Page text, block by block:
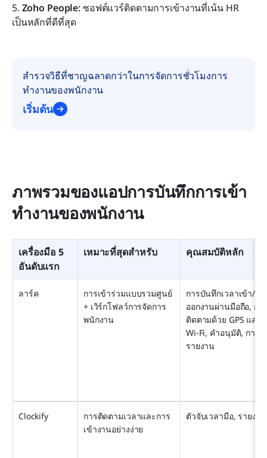
5. Zoho People: ซอฟต์แวร์ติดตามการเข้างานที่เน้น HR
เป็นหลักที่ดีที่สุด
สำรวจวิธีที่ชาญฉลาดกว่าในการจัดการชั่วโมงการ
ทำงานของพนักงาน
เริ่มต้น
ภาพรวมของแอปการบันทึกการเข้า
ทำงานของพนักงาน
เครื่องมือ 5
อันดับแรก
เหมาะที่สุดสำหรับ คุณสมบัติหลัก
ลาร์ค
การเข้าร่วมแบบรวมศูนย์
+ เวิร์กโฟลว์การจัดการ
พนักงาน
การบันทึกเวลาเข้า/
ออกงานผ่านมือถือ, กา
ติดตามด้วย GPS และ
Wi‑Fi, คำอนุมัติ, การ
รายงาน
Clockify
การติดตามเวลาและการ
เข้างานอย่างง่าย
ตัวจับเวลามือ, รายงาน